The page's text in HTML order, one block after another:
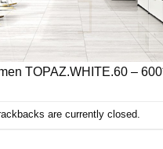
TOPAZ.WHITE.60 –
are currently closed.